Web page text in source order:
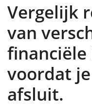
Vergelijk
van
voordat
afsluit.